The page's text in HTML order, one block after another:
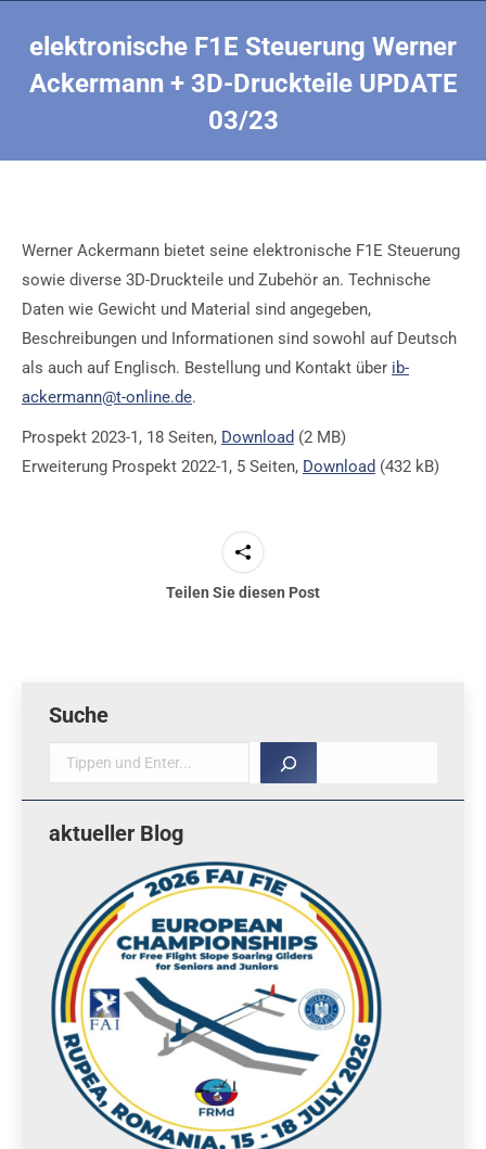
elektronische F1E Steuerung Werner
Ackermann + 3D-Druckteile UPDATE
03/23
Werner Ackermann bietet seine elektronische F1E Steuerung
sowie diverse 3D-Druckteile und Zubehör an. Technische
Daten wie Gewicht und Material sind angegeben,
Beschreibungen und Informationen sind sowohl auf Deutsch
als auch auf Englisch. Bestellung und Kontakt über ib-
ackermann@t-online.de.
Prospekt 2023-1, 18 Seiten, Download (2 MB)
Erweiterung Prospekt 2022-1, 5 Seiten, Download (432 kB)
Teilen Sie diesen Post
Suche
Suche
aktueller Blog